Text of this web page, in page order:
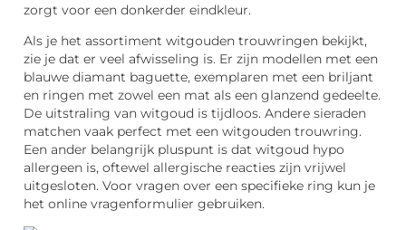
zorgt voor een donkerder eindkleur.
Als je het assortiment witgouden trouwringen bekijkt,
zie je dat er veel afwisseling is. Er zijn modellen met een
blauwe diamant baguette, exemplaren met een briljant
en ringen met zowel een mat als een glanzend gedeelte.
De uitstraling van witgoud is tijdloos. Andere sieraden
matchen vaak perfect met een witgouden trouwring.
Een ander belangrijk pluspunt is dat witgoud hypo
allergeen is, oftewel allergische reacties zijn vrijwel
uitgesloten. Voor vragen over een specifieke ring kun je
het online vragenformulier gebruiken.